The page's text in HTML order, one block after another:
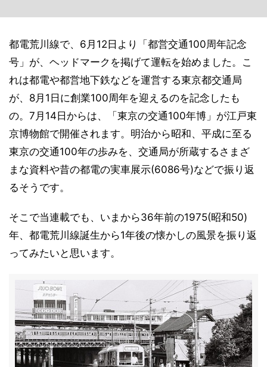
都電荒川線で、6月12日より「都営交通100周年記念
号」が、ヘッドマークを掲げて運転を始めました。こ
れは都電や都営地下鉄などを運営する東京都交通局
が、8月1日に創業100周年を迎えるのを記念したも
の。7月14日からは、「東京の交通100年博」が江戸東
京博物館で開催されます。明治から昭和、平成に至る
東京の交通100年の歩みを、交通局が所蔵するさまざ
まな資料や昔の都電の実車展示(6086号)などで振り返
るそうです。
そこで当連載でも、いまから36年前の1975(昭和50)
年、都電荒川線誕生から1年後の懐かしの風景を振り返
ってみたいと思います。